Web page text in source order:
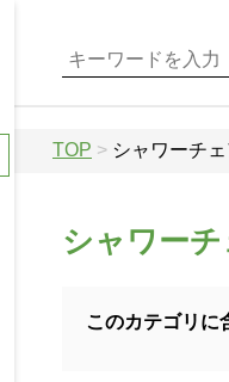
TOP > シャワーチ
シャワー
このカテゴリに